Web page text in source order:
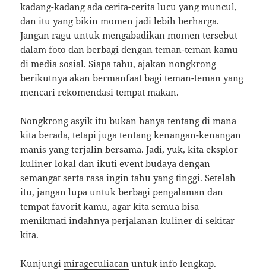
kadang-kadang ada cerita-cerita lucu yang muncul,
dan itu yang bikin momen jadi lebih berharga.
Jangan ragu untuk mengabadikan momen tersebut
dalam foto dan berbagi dengan teman-teman kamu
di media sosial. Siapa tahu, ajakan nongkrong
berikutnya akan bermanfaat bagi teman-teman yang
mencari rekomendasi tempat makan.
Nongkrong asyik itu bukan hanya tentang di mana
kita berada, tetapi juga tentang kenangan-kenangan
manis yang terjalin bersama. Jadi, yuk, kita eksplor
kuliner lokal dan ikuti event budaya dengan
semangat serta rasa ingin tahu yang tinggi. Setelah
itu, jangan lupa untuk berbagi pengalaman dan
tempat favorit kamu, agar kita semua bisa
menikmati indahnya perjalanan kuliner di sekitar
kita.
Kunjungimirageculiacan untuk info lengkap.